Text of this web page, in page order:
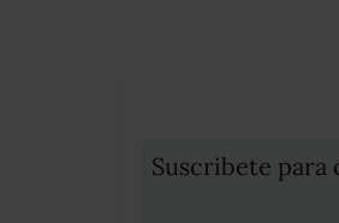
Suscribete para